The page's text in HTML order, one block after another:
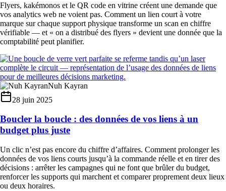
Flyers, kakémonos et le QR code en vitrine créent une demande que
vos analytics web ne voient pas. Comment un lien court à votre
marque sur chaque support physique transforme un scan en chiffre
vérifiable — et « on a distribué des flyers » devient une donnée que la
comptabilité peut planifier.
Nuh Kayran
28 juin 2025
Boucler la boucle : des données de vos liens à un
budget plus juste
Un clic n’est pas encore du chiffre d’affaires. Comment prolonger les
données de vos liens courts jusqu’à la commande réelle et en tirer des
décisions : arrêter les campagnes qui ne font que brûler du budget,
renforcer les supports qui marchent et comparer proprement deux lieux
ou deux horaires.